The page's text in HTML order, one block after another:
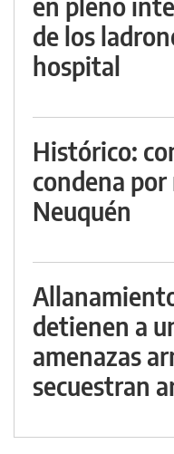
de los
hospital
Histórico:
condena
Neuquén
detienen a
amenazas
secuestran